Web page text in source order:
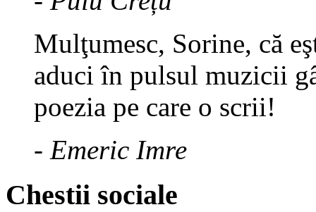
Mulţumesc, Sorine, că
aduci în pulsul muzicii
poezia pe care o scrii!
- Emeric Imre
Chestii sociale